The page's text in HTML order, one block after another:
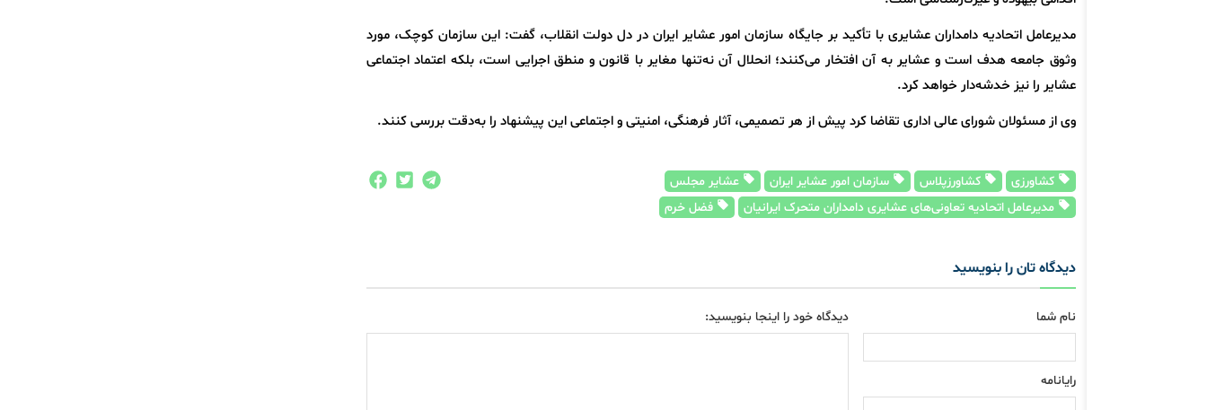
مدیرعامل اتحادیه دامداران عشایری با تأکید بر جایگاه سازمان امور عشایر ایران در دل دولت انقلاب، گفت: این سازمان کوچک، مورد
وثوق جامعه هدف است و عشایر به آن افتخار می‌کنند؛ انحلال آن نه‌تنها مغایر با قانون و منطق اجرایی است، بلکه اعتماد اجتماعی
عشایر را نیز خدشه‌دار خواهد کرد.
وی از مسئولان شورای عالی اداری تقاضا کرد پیش از هر تصمیمی، آثار فرهنگی، امنیتی و اجتماعی این پیشنهاد را به‌دقت بررسی کنند.
کشاورزی کشاورزپلاس سازمان امور عشایر ایران
عشایر مجلس
مدیرعامل اتحادیه تعاونی‌های عشایری دامداران متحرک ایرانیان
فضل خرم
دیدگاه تان را بنویسید
نام شما
رایانامه
دیدگاه خود را اینجا بنویسید: